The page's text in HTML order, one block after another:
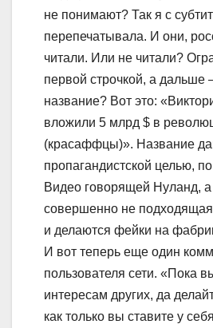
не понимают? Так я с
перепечатывала. И они,
читали. Или не читали?
первой строчкой, а дальше
название? Вот это:
вложили 5 млрд $ в
(красаффцы)». Название
пропагандистской целью,
Видео говорящей Нуланд, а
совершенно не подходящая
и делаются фейки на
И вот теперь еще один
пользователя сети. «Пока
интересам других, да
как только вы ставите у